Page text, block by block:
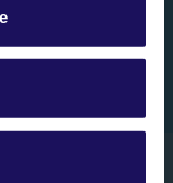
znajdziesz